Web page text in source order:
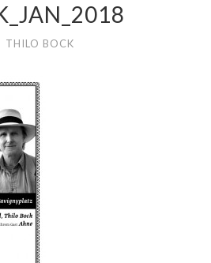
THILO BOCK